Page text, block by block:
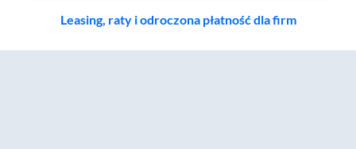
Leasing, raty i odroczona płatność dla firm